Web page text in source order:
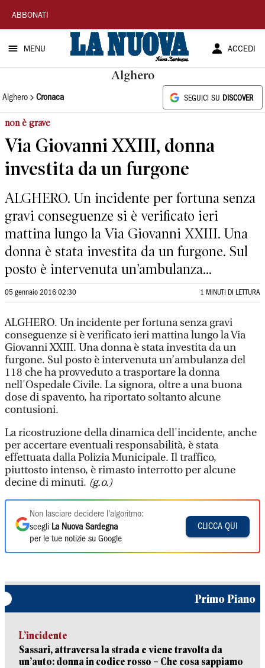
La
Nuova
Sardegna
ABBONATI
MENU ACCEDI
Alghero
Alghero Cronaca SEGUICI SU DISCOVER
non è grave
Via Giovanni XXIII, donna
investita da un furgone
ALGHERO. Un incidente per fortuna senza
gravi conseguenze si è verificato ieri
mattina lungo la Via Giovanni XXIII. Una
donna è stata investita da un furgone. Sul
posto è intervenuta un’ambulanza...
05 gennaio 2016 02:30 1 MINUTI DI LETTURA
ALGHERO. Un incidente per fortuna senza gravi
conseguenze si è verificato ieri mattina lungo la Via
Giovanni XXIII. Una donna è stata investita da un
furgone. Sul posto è intervenuta un’ambulanza del
118 che ha provveduto a trasportare la donna
nell'Ospedale Civile. La signora, oltre a una buona
dose di spavento, ha riportato soltanto alcune
contusioni.
La ricostruzione della dinamica dell'incidente, anche
per accertare eventuali responsabilità, è stata
effettuata dalla Polizia Municipale. Il traffico,
piuttosto intenso, è rimasto interrotto per alcune
decine di minuti. (g.o.)
Non lasciare decidere l'algoritmo:
scegli La Nuova Sardegna
per le tue notizie su Google
CLICCA QUI
Primo Piano
L’incidente
Sassari, attraversa la strada e viene travolta da
un’auto: donna in codice rosso – Che cosa sappiamo